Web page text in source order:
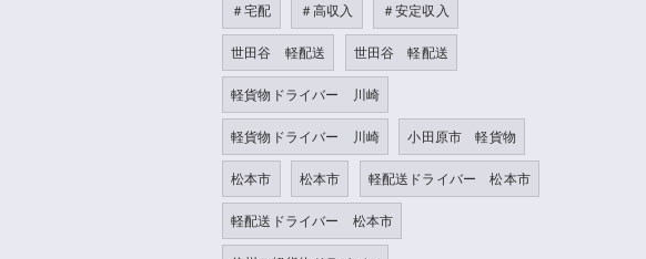
＃宅配 ＃高収入 ＃安定収入
世田谷 軽配送 世田谷 軽配送
軽貨物ドライバー 川崎
軽貨物ドライバー 川崎 小田原市 軽貨物
松本市 松本市 軽配送ドライバー 松本市
軽配送ドライバー 松本市